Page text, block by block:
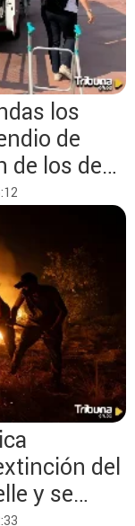
los
de
de los de
del
y se